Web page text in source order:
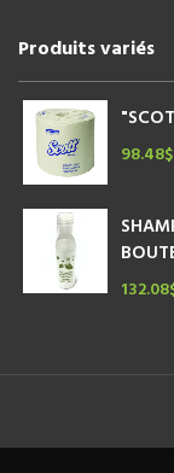
Produits variés
98.48$
132.08